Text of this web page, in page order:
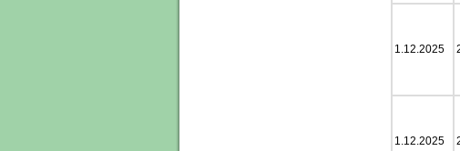
1.12.2025
1.12.2025